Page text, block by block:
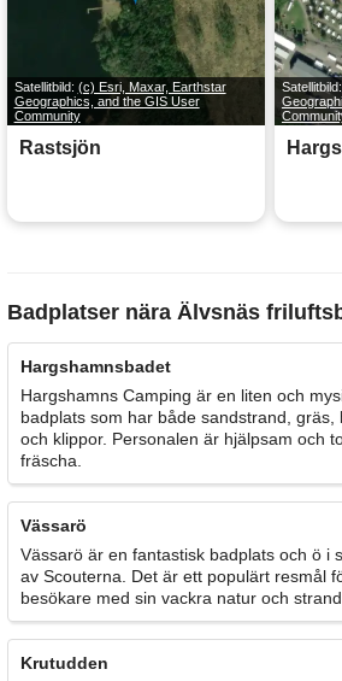
Satellitbild: (c) Esri, Maxar, Earthstar
Geographics, and the GIS User
Community
Rastsjön
Badplatser nära Älvsnäs
Hargshamnsbadet
Hargshamns Camping är en liten och
badplats som har både sandstrand, gräs,
och klippor. Personalen är hjälpsam och
fräscha.
Vässarö
Vässarö är en fantastisk badplats och ö i
av Scouterna. Det är ett populärt resmål
besökare med sin vackra natur och strand.
Krutudden